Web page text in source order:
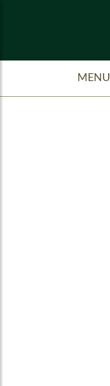
MENU